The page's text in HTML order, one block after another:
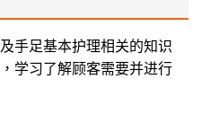
手足基本护理相关的知识
学习了解顾客需要并进行